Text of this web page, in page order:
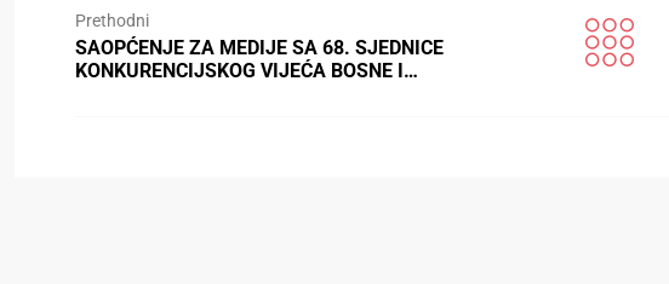
Prethodni
SAOPĆENJE ZA MEDIJE SA 68. SJEDNICE
KONKURENCIJSKOG VIJEĆA BOSNE I…